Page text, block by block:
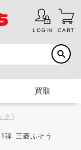
LOGIN CART
買取
ク)
弾 三菱ふそう